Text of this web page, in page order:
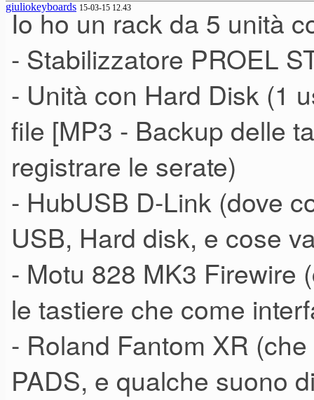
giuliokeyboards 15-03-15 12.43
Io ho un rack da 5 unità
- Stabilizzatore PROEL
- Unità con Hard Disk (1
file [MP3 - Backup delle
registrare le serate)
- HubUSB D-Link (dove
USB, Hard disk, e cose
- Motu 828 MK3 Firewire
le tastiere che come
- Roland Fantom XR
PADS, e qualche suono